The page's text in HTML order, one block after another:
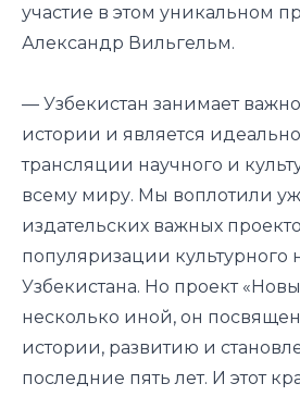
участие в этом уникальном
Александр Вильгельм.
— Узбекистан занимает
истории и является
трансляции научного и
всему миру. Мы воплотили
издательских важных
популяризации культурного
Узбекистана. Но проект
несколько иной, он
истории, развитию и
последние пять лет. И этот